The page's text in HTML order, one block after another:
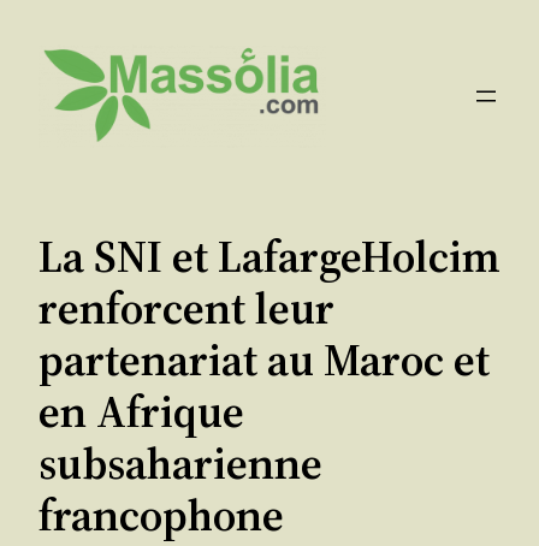
contenu
La SNI et LafargeHolcim
renforcent leur
partenariat au Maroc et
en Afrique
subsaharienne
francophone